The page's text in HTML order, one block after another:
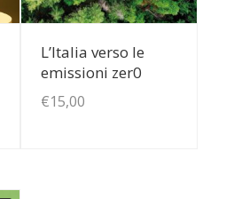
View Details
L’Italia verso le
emissioni zer0
€15,00